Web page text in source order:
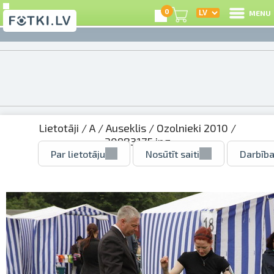
0 MENU
Lietotāji /A/Auseklis/ Ozolnieki 2010 /
30983175.jpg
Par lietotāju Nosūtīt saiti